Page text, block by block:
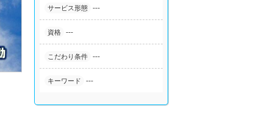
サービス形態 ---
資格 ---
こだわり条件 ---
キーワード ---